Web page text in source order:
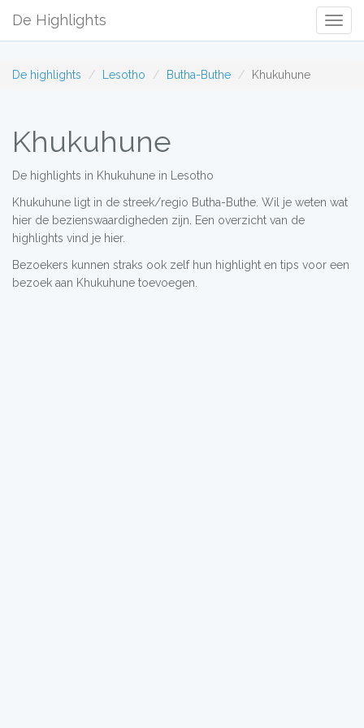
De Highlights
De highlights Lesotho Butha-Buthe Khukuhune
Khukuhune
De highlights in Khukuhune in Lesotho
Khukuhune ligt in de streek/regio Butha-Buthe. Wil je weten wat
hier de bezienswaardigheden zijn. Een overzicht van de
highlights vind je hier.
Bezoekers kunnen straks ook zelf hun highlight en tips voor een
bezoek aan Khukuhune toevoegen.